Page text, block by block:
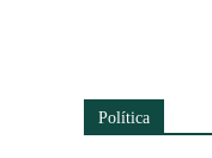
Política